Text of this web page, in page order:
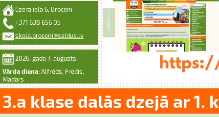
Ezera iela 6, Brocēni
+371 638 656 05
skola.broceni@saldus.lv
2026. gada 7. augusts
Vārda diena: Alfrēds, Fredis,
Madars
3.a klase dalās dzejā ar 1.